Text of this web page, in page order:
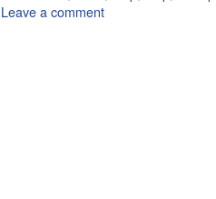
Leave a comment